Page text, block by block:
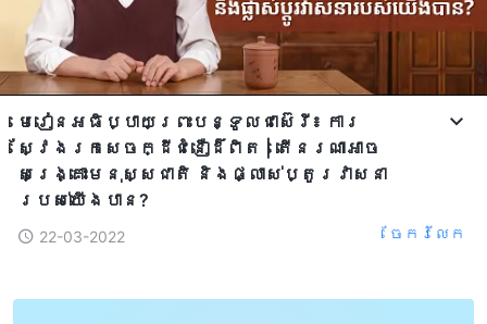
មេរៀនអធិប្បាយព្រះបន្ទូលជាស៊េរី៖ ការ
ស្វែងរកសេចក្ដីជំនឿដ៏ពិត | តើនរណាអាច
សង្គ្រោះមនុស្សជាតិ និងផ្លាស់ប្តូរវាសនា
របស់យើងបាន?
22-03-2022 ចែក​រំលែក